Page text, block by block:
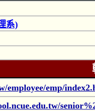
系)
employee/emp/